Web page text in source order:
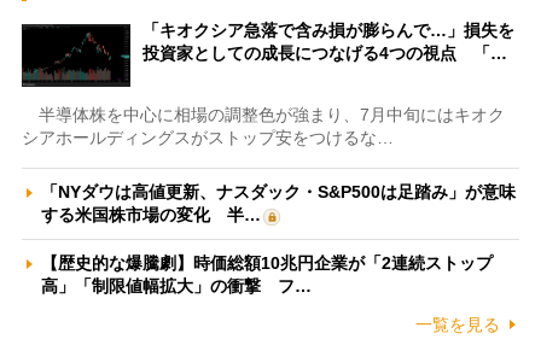
「キオクシア急落で含み損が膨らんで…」損失を
投資家としての成長につなげる4つの視点 「…
半導体株を中心に相場の調整色が強まり、7月中旬にはキオク
シアホールディングスがストップ安をつけるな…
「NYダウは高値更新、ナスダック・S&P500は足踏み」が意味
する米国株市場の変化 半…
【歴史的な爆騰劇】時価総額10兆円企業が「2連続ストップ
高」「制限値幅拡大」の衝撃 フ…
一覧を見る